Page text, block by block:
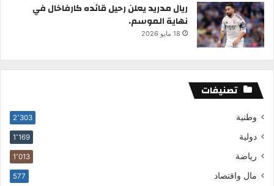
ريال مدريد يعلن رحيل قائده كارفاخال في
نهاية الموسم.
18 مايو 2026
تصنيفات
وطنية 2٬303
دولية 1٬169
رياضة 1٬013
مال واقتصاد 577